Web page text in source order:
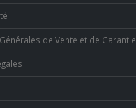
de Vente et de Garantie